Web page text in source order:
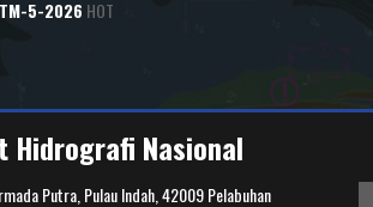
5-2026 HOT
Hidrografi Nasional
Putra, Pulau Indah, 42009 Pelabuhan